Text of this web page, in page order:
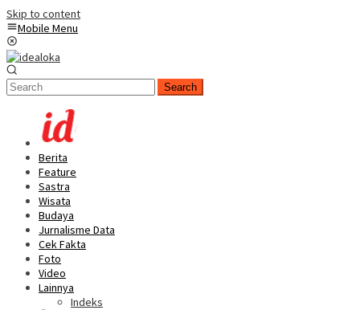
Skip to content
Mobile Menu
Search
Berita
Feature
Sastra
Wisata
Budaya
Jurnalisme Data
Cek Fakta
Foto
Video
Lainnya
Indeks